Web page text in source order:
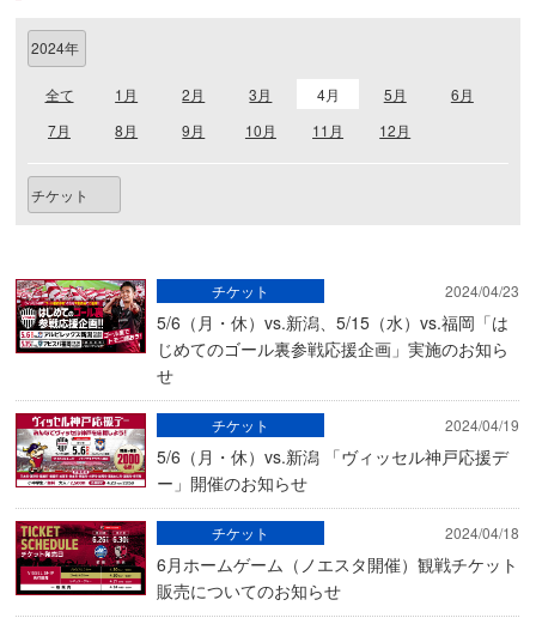
全て 1月 2月 3月 4月 5月
6月
7月
8月 9月 10月 11月 12月
2024/04/23
5/6（月・休）vs.新潟、5/15（水）vs.福岡「は
じめてのゴール裏参戦応援企画」実施のお知ら
せ
チケット
2024/04/19
5/6（月・休）vs.新潟 「ヴィッセル神戸応援デ
ー」開催のお知らせ
チケット
2024/04/18
6月ホームゲーム（ノエスタ開催）観戦チケット
販売についてのお知らせ
チケット